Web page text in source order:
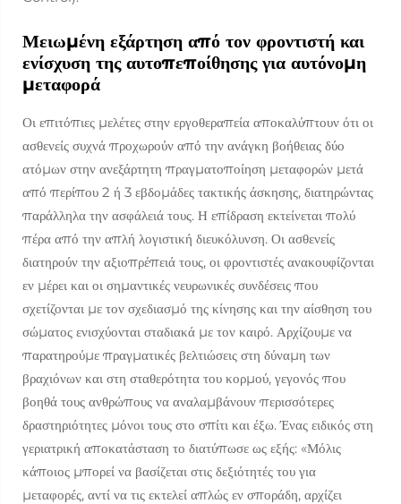
Μειωμένη εξάρτηση από τον φροντιστή και
ενίσχυση της αυτοπεποίθησης για αυτόνομη
μεταφορά
Οι επιτόπιες μελέτες στην εργοθεραπεία αποκαλύπτουν ότι οι
ασθενείς συχνά προχωρούν από την ανάγκη βοήθειας δύο
ατόμων στην ανεξάρτητη πραγματοποίηση μεταφορών μετά
από περίπου 2 ή 3 εβδομάδες τακτικής άσκησης, διατηρώντας
παράλληλα την ασφάλειά τους. Η επίδραση εκτείνεται πολύ
πέρα από την απλή λογιστική διευκόλυνση. Οι ασθενείς
διατηρούν την αξιοπρέπειά τους, οι φροντιστές ανακουφίζονται
εν μέρει και οι σημαντικές νευρωνικές συνδέσεις που
σχετίζονται με τον σχεδιασμό της κίνησης και την αίσθηση του
σώματος ενισχύονται σταδιακά με τον καιρό. Αρχίζουμε να
παρατηρούμε πραγματικές βελτιώσεις στη δύναμη των
βραχιόνων και στη σταθερότητα του κορμού, γεγονός που
βοηθά τους ανθρώπους να αναλαμβάνουν περισσότερες
δραστηριότητες μόνοι τους στο σπίτι και έξω. Ένας ειδικός στη
γεριατρική αποκατάσταση το διατύπωσε ως εξής: «Μόλις
κάποιος μπορεί να βασίζεται στις δεξιότητές του για
μεταφορές, αντί να τις εκτελεί απλώς εν σποράδη, αρχίζει